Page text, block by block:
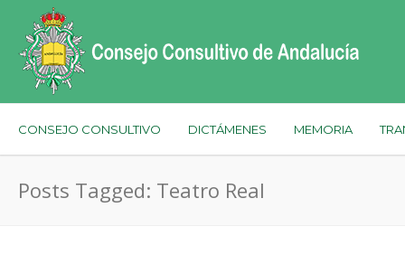
CONSEJO CONSULTIVO DICTÁMENES MEMORIA
Posts Tagged: Teatro Real